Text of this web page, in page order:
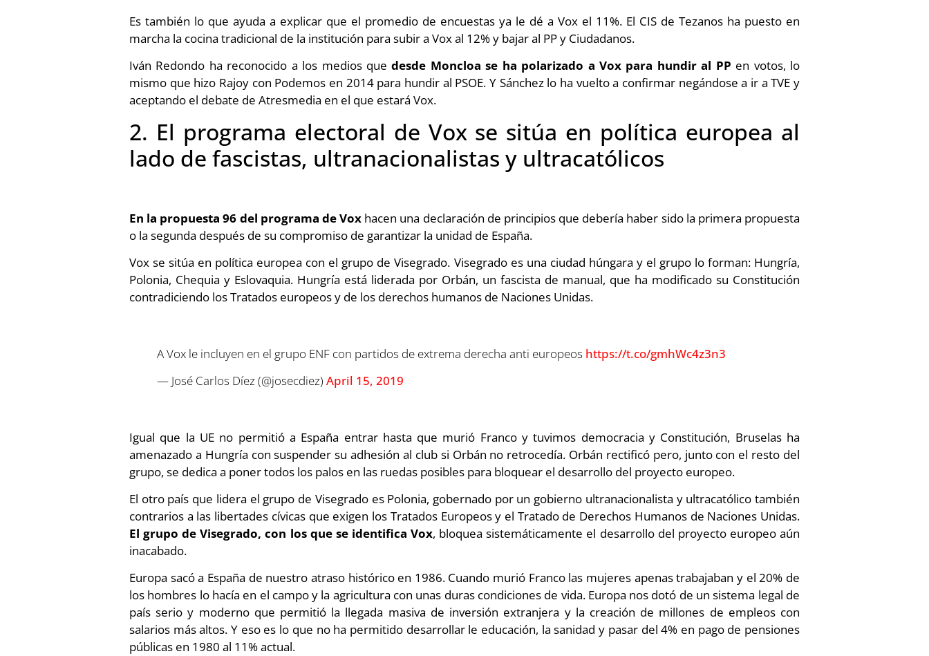
Es también lo que ayuda a explicar que el promedio de encuestas ya le dé a Vox el 11%. El CIS de Tezanos ha puesto en
marcha la cocina tradicional de la institución para subir a Vox al 12% y bajar al PP y Ciudadanos.
Iván Redondo ha reconocido a los medios quedesde Moncloa se ha polarizado a Vox para hundir al PP en votos, lo
mismo que hizo Rajoy con Podemos en 2014 para hundir al PSOE. Y Sánchez lo ha vuelto a confirmar negándose a ir a TVE y
aceptando el debate de Atresmedia en el que estará Vox.
2. El programa electoral de Vox se sitúa en política europea al
lado de fascistas, ultranacionalistas y ultracatólicos
En la propuesta 96 del programa de Vox hacen una declaración de principios que debería haber sido la primera propuesta
o la segunda después de su compromiso de garantizar la unidad de España.
Vox se sitúa en política europea con el grupo de Visegrado. Visegrado es una ciudad húngara y el grupo lo forman: Hungría,
Polonia, Chequia y Eslovaquia. Hungría está liderada por Orbán, un fascista de manual, que ha modificado su Constitución
contradiciendo los Tratados europeos y de los derechos humanos de Naciones Unidas.
A Vox le incluyen en el grupo ENF con partidos de extrema derecha anti europeos https://t.co/gmhWc4z3n3
— José Carlos Díez (@josecdiez) April 15, 2019
Igual que la UE no permitió a España entrar hasta que murió Franco y tuvimos democracia y Constitución, Bruselas ha
amenazado a Hungría con suspender su adhesión al club si Orbán no retrocedía. Orbán rectificó pero, junto con el resto del
grupo, se dedica a poner todos los palos en las ruedas posibles para bloquear el desarrollo del proyecto europeo.
El otro país que lidera el grupo de Visegrado es Polonia, gobernado por un gobierno ultranacionalista y ultracatólico también
contrarios a las libertades cívicas que exigen los Tratados Europeos y el Tratado de Derechos Humanos de Naciones Unidas.
El grupo de Visegrado, con los que se identifica Vox, bloquea sistemáticamente el desarrollo del proyecto europeo aún
inacabado.
Europa sacó a España de nuestro atraso histórico en 1986. Cuando murió Franco las mujeres apenas trabajaban y el 20% de
los hombres lo hacía en el campo y la agricultura con unas duras condiciones de vida. Europa nos dotó de un sistema legal de
país serio y moderno que permitió la llegada masiva de inversión extranjera y la creación de millones de empleos con
salarios más altos. Y eso es lo que no ha permitido desarrollar le educación, la sanidad y pasar del 4% en pago de pensiones
públicas en 1980 al 11% actual.